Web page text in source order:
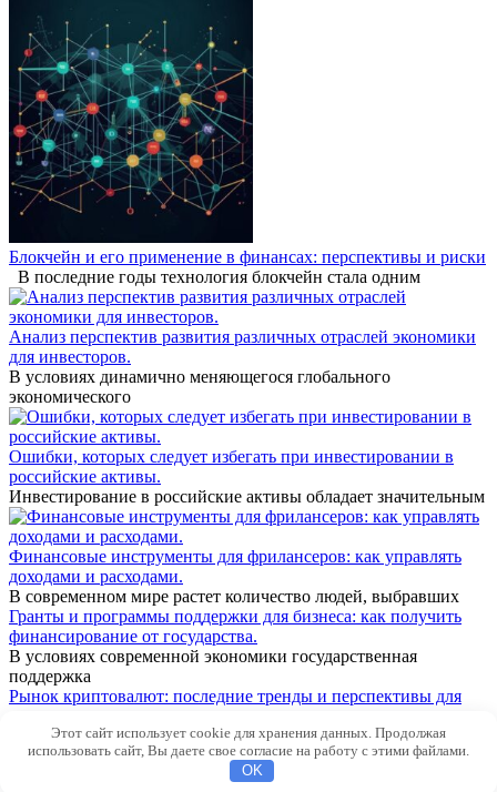
Блокчейн и его применение в финансах: перспективы и риски
В последние годы технология блокчейн стала одним
Анализ перспектив развития различных отраслей экономики
для инвесторов.
В условиях динамично меняющегося глобального
экономического
Ошибки, которых следует избегать при инвестировании в
российские активы.
Инвестирование в российские активы обладает значительным
Финансовые инструменты для фрилансеров: как управлять
доходами и расходами.
В современном мире растет количество людей, выбравших
Гранты и программы поддержки для бизнеса: как получить
финансирование от государства.
В условиях современной экономики государственная
поддержка
Рынок криптовалют: последние тренды и перспективы для
За последние годы криптовалюты претерпели значительные
© 2026 Новости
Этот сайт использует cookie для хранения данных. Продолжая
использовать сайт, Вы даете свое согласие на работу с этими файлами.
OK